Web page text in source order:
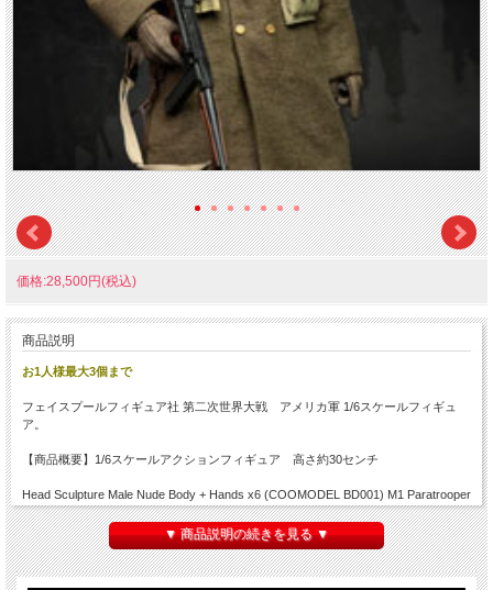
価格:28,500円(税込)
商品説明
お1人様最大3個まで
フェイスプールフィギュア社 第二次世界大戦 アメリカ軍 1/6スケールフィギュ
ア。
【商品概要】1/6スケールアクションフィギュア 高さ約30センチ
Head Sculpture Male Nude Body + Hands x6 (COOMODEL BD001) M1 Paratrooper
Helmet (Metal) M43 Paratrooper Uniform Set Winter Wool Coat Wool Gloved Hands
(PVC) Scarf Thompson Sub Machine Gun (Metal + Wood) 30 Rounds Magazine
(Metal and loadable) + 30 Rounds Magazine ABS + 20 Rounds Magazine (ABS)
M1911A1 Pistol + leather holster (Real Leather) Double Magazine Pouch US
▼ 商品説明の続きを見る ▼